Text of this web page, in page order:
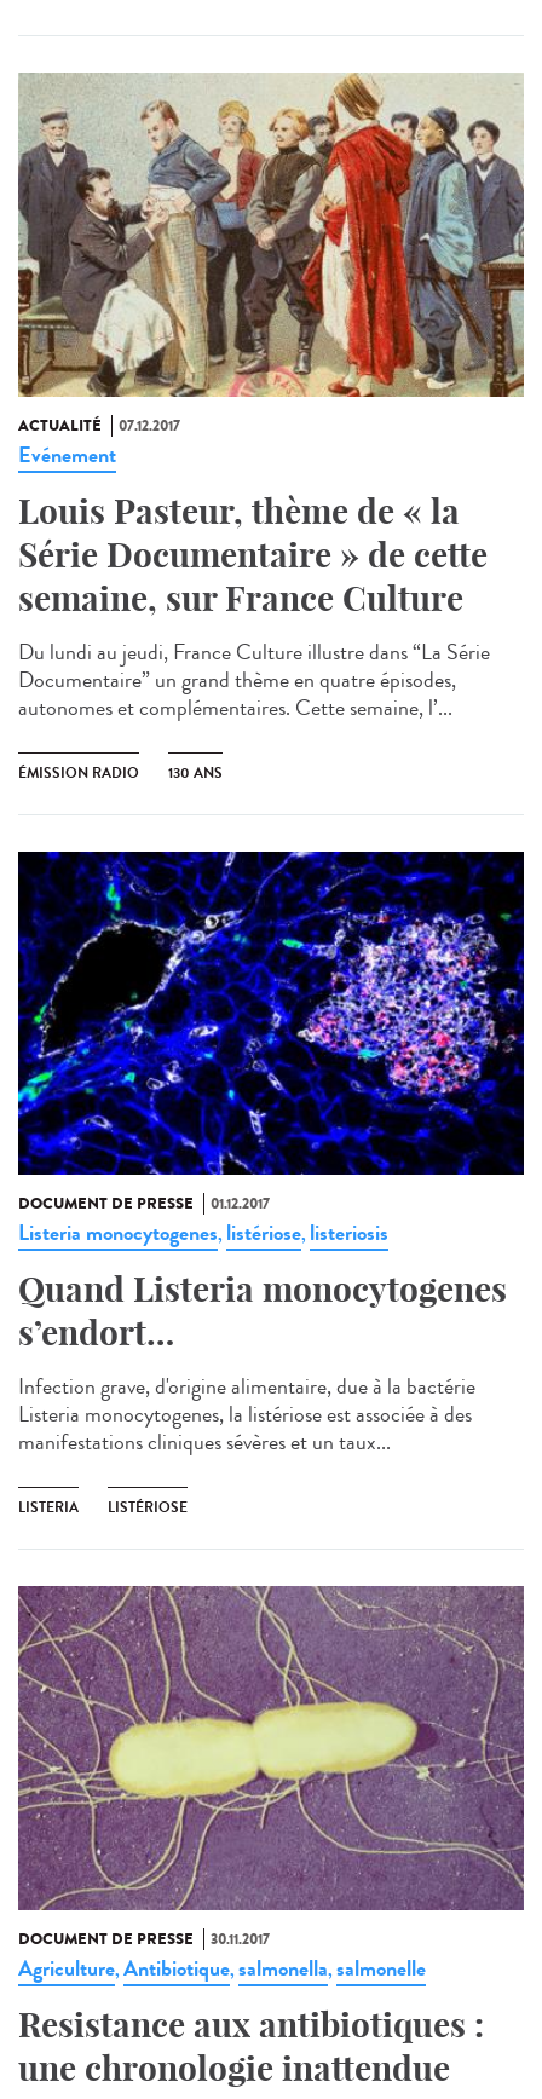
ACTUALITÉ 07.12.2017
Evénement
Louis Pasteur, thème de « la
Série Documentaire » de cette
semaine, sur France Culture
Du lundi au jeudi, France Culture illustre dans “La Série
Documentaire” un grand thème en quatre épisodes,
autonomes et complémentaires. Cette semaine, l’...
ÉMISSION RADIO 130 ANS
DOCUMENT DE PRESSE 01.12.2017
Listeria monocytogenes, listériose, listeriosis
Quand Listeria monocytogenes
s’endort…
Infection grave, d'origine alimentaire, due à la bactérie
Listeria monocytogenes, la listériose est associée à des
manifestations cliniques sévères et un taux...
LISTERIA LISTÉRIOSE
DOCUMENT DE PRESSE 30.11.2017
Agriculture,Antibiotique,salmonella,salmonelle
Resistance aux antibiotiques :
une chronologie inattendue